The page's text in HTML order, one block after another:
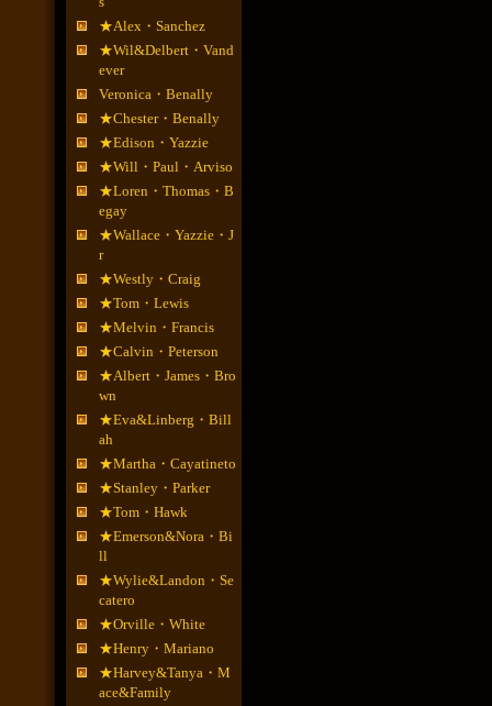
★Alex・Sanchez
★Wil&Delbert・Vand
ever
Veronica・Benally
★Chester・Benally
★Edison・Yazzie
★Will・Paul・Arviso
★Loren・Thomas・B
egay
★Wallace・Yazzie・J
r
★Westly・Craig
★Tom・Lewis
★Melvin・Francis
★Calvin・Peterson
★Albert・James・Bro
wn
★Eva&Linberg・Bill
ah
★Martha・Cayatineto
★Stanley・Parker
★Tom・Hawk
★Emerson&Nora・Bi
ll
★Wylie&Landon・Se
catero
★Orville・White
★Henry・Mariano
★Harvey&Tanya・M
ace&Family